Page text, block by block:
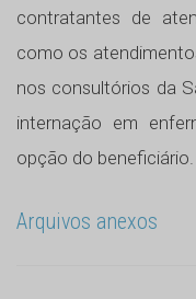
contratantes de
como os
nos consultórios da
internação em
opção do beneficiário.
Arquivos anexos